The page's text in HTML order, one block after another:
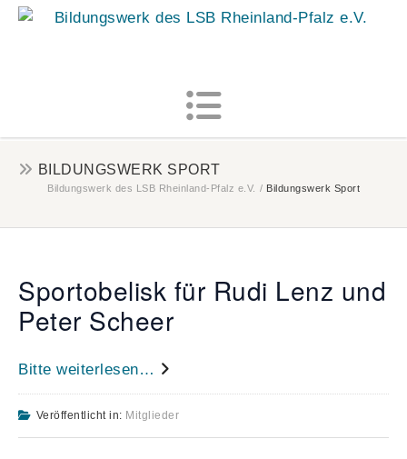
BILDUNGSWERK SPORT
Bildungswerk des LSB Rheinland-Pfalz e.V. / Bildungswerk Sport
Sportobelisk für Rudi Lenz und
Peter Scheer
Bitte weiterlesen…
Veröffentlicht in: Mitglieder